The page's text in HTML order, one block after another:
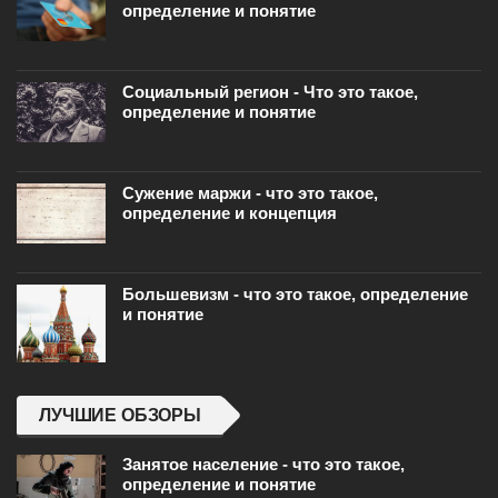
определение и понятие
Социальный регион - Что это такое,
определение и понятие
Сужение маржи - что это такое,
определение и концепция
Большевизм - что это такое, определение
и понятие
ЛУЧШИЕ ОБЗОРЫ
Занятое население - что это такое,
определение и понятие